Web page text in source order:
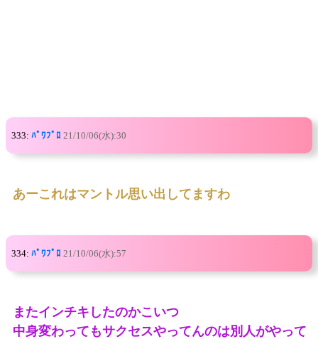
333: ﾊﾟﾜﾌﾟﾛ 21/10/06(水):30
あーこれはマントル思い出してますわ
334: ﾊﾟﾜﾌﾟﾛ 21/10/06(水):57
またインチキしたのかこいつ
中身変わってもサクセスやってんのは別人がやって